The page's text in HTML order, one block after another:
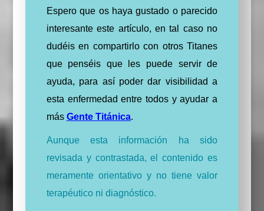
Espero que os haya gustado o parecido
interesante este artículo, en tal caso no
dudéis en compartirlo con otros Titanes
que penséis que les puede servir de
ayuda, para así poder dar visibilidad a
esta enfermedad entre todos y ayudar a
más Gente Titánica.
Aunque esta información ha sido
revisada y contrastada, el contenido es
meramente orientativo y no tiene valor
terapéutico ni diagnóstico.